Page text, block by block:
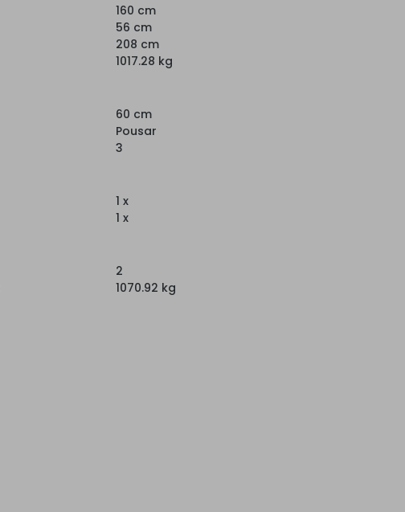
160 cm
56 cm
208 cm
1017.28 kg
60 cm
Pousar
3
1 x
1 x
2
1070.92 kg